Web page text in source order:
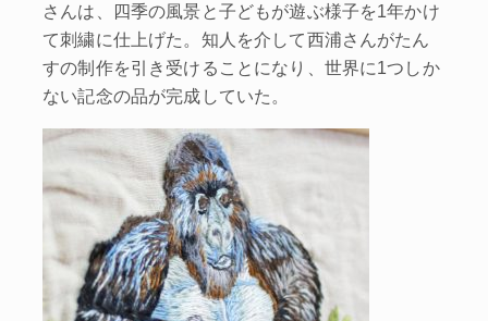
さんは、四季の風景と子どもが遊ぶ様子を1年かけ
て刺繍に仕上げた。知人を介して西浦さんがたん
すの制作を引き受けることになり、世界に1つしか
ない記念の品が完成していた。